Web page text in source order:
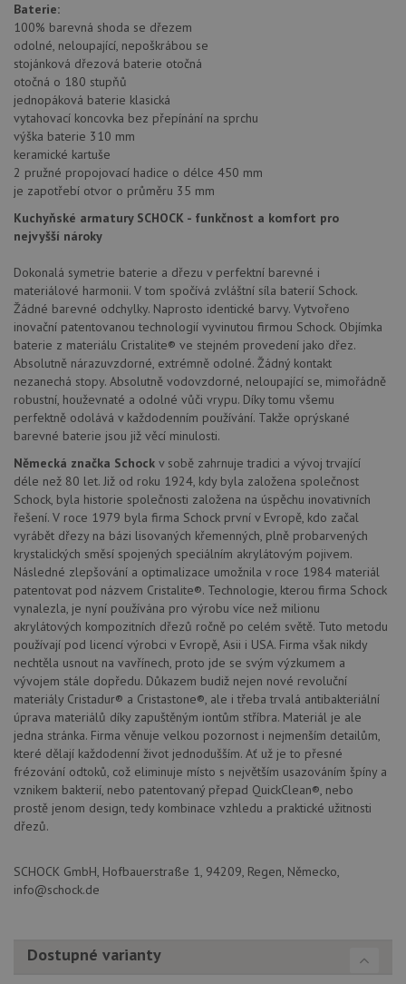
Baterie:
100% barevná shoda se dřezem
odolné, neloupající, nepoškrábou se
stojánková dřezová baterie otočná
otočná o 180 stupňů
jednopáková baterie klasická
vytahovací koncovka bez přepínání na sprchu
výška baterie 310 mm
keramické kartuše
2 pružné propojovací hadice o délce 450 mm
je zapotřebí otvor o průměru 35 mm
Kuchyňské armatury SCHOCK - funkčnost a komfort pro
nejvyšší nároky
Dokonalá symetrie baterie a dřezu v perfektní barevné i
materiálové harmonii. V tom spočívá zvláštní síla baterií Schock.
Žádné barevné odchylky. Naprosto identické barvy. Vytvořeno
inovační patentovanou technologií vyvinutou firmou Schock. Objímka
baterie z materiálu Cristalite® ve stejném provedení jako dřez.
Absolutně nárazuvzdorné, extrémně odolné. Žádný kontakt
nezanechá stopy. Absolutně vodovzdorné, neloupající se, mimořádně
robustní, houževnaté a odolné vůči vrypu. Díky tomu všemu
perfektně odolává v každodenním používání. Takže oprýskané
barevné baterie jsou již věcí minulosti.
Německá značka Schock v sobě zahrnuje tradici a vývoj trvající
déle než 80 let. Již od roku 1924, kdy byla založena společnost
Schock, byla historie společnosti založena na úspěchu inovativních
řešení. V roce 1979 byla firma Schock první v Evropě, kdo začal
vyrábět dřezy na bázi lisovaných křemenných, plně probarvených
krystalických směsí spojených speciálním akrylátovým pojivem.
Následné zlepšování a optimalizace umožnila v roce 1984 materiál
patentovat pod názvem Cristalite®. Technologie, kterou firma Schock
vynalezla, je nyní používána pro výrobu více než milionu
akrylátových kompozitních dřezů ročně po celém světě. Tuto metodu
používají pod licencí výrobci v Evropě, Asii i USA. Firma však nikdy
nechtěla usnout na vavřínech, proto jde se svým výzkumem a
vývojem stále dopředu. Důkazem budiž nejen nové revoluční
materiály Cristadur® a Cristastone®, ale i třeba trvalá antibakteriální
úprava materiálů díky zapuštěným iontům stříbra. Materiál je ale
jedna stránka. Firma věnuje velkou pozornost i nejmenším detailům,
které dělají každodenní život jednodušším. Ať už je to přesné
frézování odtoků, což eliminuje místo s největším usazováním špíny a
vznikem bakterií, nebo patentovaný přepad QuickClean®, nebo
prostě jenom design, tedy kombinace vzhledu a praktické užitnosti
dřezů.
SCHOCK GmbH, Hofbauerstraße 1, 94209, Regen, Německo,
info@schock.de
Dostupné varianty
Soubory cílení
Funkční soubory
Nezařazené soubory
Nezbytně nutné soubory cookie umožňují základní
funkce webových stránek, jako je přihlášení
nezbytně nutných souborů cookie správně používat.
Název
Poskytovatel
Doména
Vyprší
udid .schock-drezy.cz
4 týdny 2
AWSALBCORS
Amazon.com Inc.
widget-
mediator.zopim.com
1 týden
po
další
CookieScriptConsent
CookieScript
www.schock-
drezy.cz
5 měsíců
4 týdny
zásadách ochrany soukromí společnosti Google